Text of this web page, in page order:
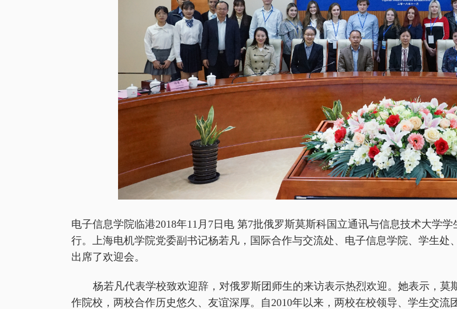
电子信息学院临港2018年11 月 7日电 第7批俄罗斯莫斯科国立通讯与信息技术大学学
行。上海电机学院党委副书记杨若凡，国际合作与交流处、电子信息学院、学生处
出席了欢迎会。
杨若凡代表学校致欢迎辞，对俄罗斯团师生的来访表示热烈欢迎。她表示，
作院校，两校合作历史悠久、友谊深厚。自 2010年以来，两校在校领导、学生交流